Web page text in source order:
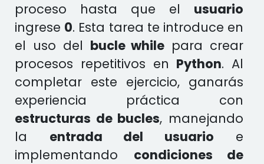
Apps
proceso hasta que el usuario
ingrese 0. Esta tarea te introduce en
el uso del bucle while para crear
procesos repetitivos en Python. Al
completar este ejercicio, ganarás
experiencia práctica con
estructuras de bucles, manejando
la entrada del usuario e
implementando condiciones de